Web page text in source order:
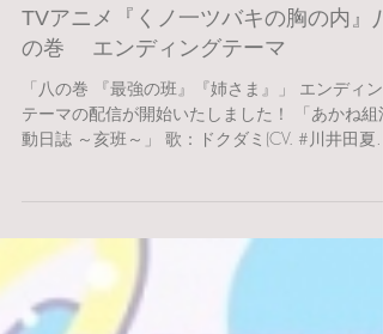
TVアニメ『くノ一ツバキの胸の内』八
の巻 エンディングテーマ
「八の巻 『最強の班』『姉さま』」 エンディン
テーマの配信が開始いたしました！ 「あかね組活